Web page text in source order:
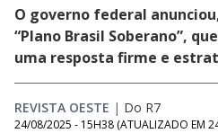
O governo federal
“Plano Brasil Soberano”,
uma resposta firme e
REVISTA OESTE | Do R7
24/08/2025 - 15H38 (ATUALIZADO EM